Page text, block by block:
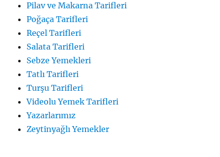
Pilav ve Makarna Tarifleri
Poğaça Tarifleri
Reçel Tarifleri
Salata Tarifleri
Sebze Yemekleri
Tatlı Tarifleri
Turşu Tarifleri
Videolu Yemek Tarifleri
Yazarlarımız
Zeytinyağlı Yemekler